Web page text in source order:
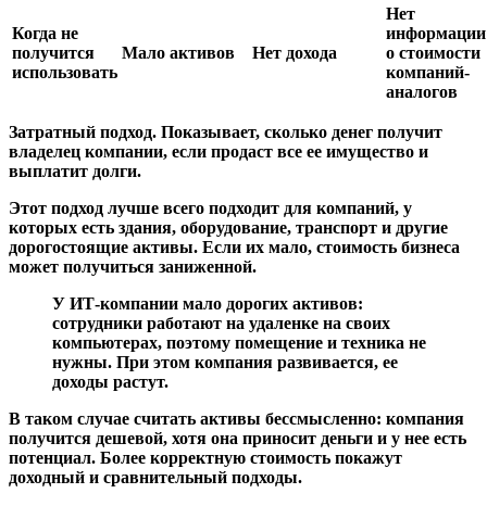
Когда не
получится
использовать
Мало активов Нет дохода
Нет
информации
о стоимости
компаний-
аналогов
Затратный подход. Показывает, сколько денег получит
владелец компании, если продаст все ее имущество и
выплатит долги.
Этот подход лучше всего подходит для компаний, у
которых есть здания, оборудование, транспорт и другие
дорогостоящие активы. Если их мало, стоимость бизнеса
может получиться заниженной.
У ИТ-компании мало дорогих активов:
сотрудники работают на удаленке на своих
компьютерах, поэтому помещение и техника не
нужны. При этом компания развивается, ее
доходы растут.
В таком случае считать активы бессмысленно: компания
получится дешевой, хотя она приносит деньги и у нее есть
потенциал. Более корректную стоимость покажут
доходный и сравнительный подходы.